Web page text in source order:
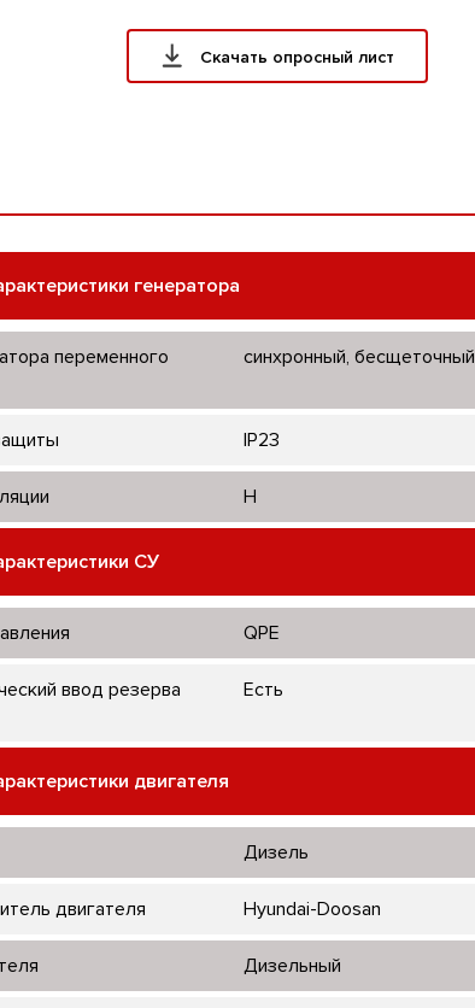
Скачать опросный лист
генератора
переменного
синхронный, бесщеточный
IP23
H
СУ
QPE
ввод резерва
Есть
двигателя
Дизель
двигателя Hyundai-Doosan
Дизельный